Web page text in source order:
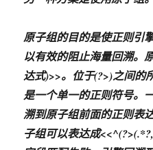
原子组的目的是使正则引
以有效的阻止海量回溯。
达式)>>。位于(?>)之间的
是一个单一的正则符号。
溯到原子组前面的正则表
子组可以表达成